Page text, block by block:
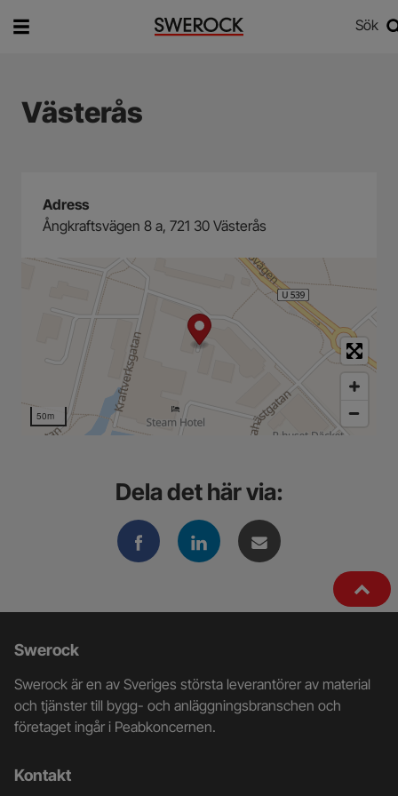
Sök
Västerås
Adress
Ångkraftsvägen 8 a, 721 30 Västerås
50m
Dela det här via:
Ytterligare
information
och
kontaktuppgifter
Swerock
Swerock är en av Sveriges största leverantörer av material
och tjänster till bygg- och anläggningsbranschen och
företaget ingår i Peabkoncernen.
Kontakt